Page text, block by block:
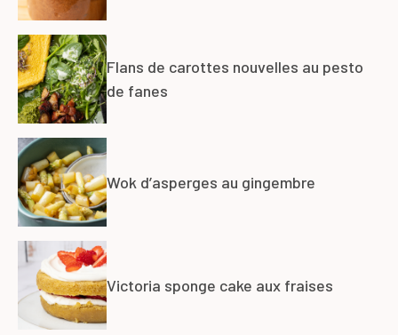
Flans de carottes nouvelles au pesto
de fanes
Wok d’asperges au gingembre
Victoria sponge cake aux fraises